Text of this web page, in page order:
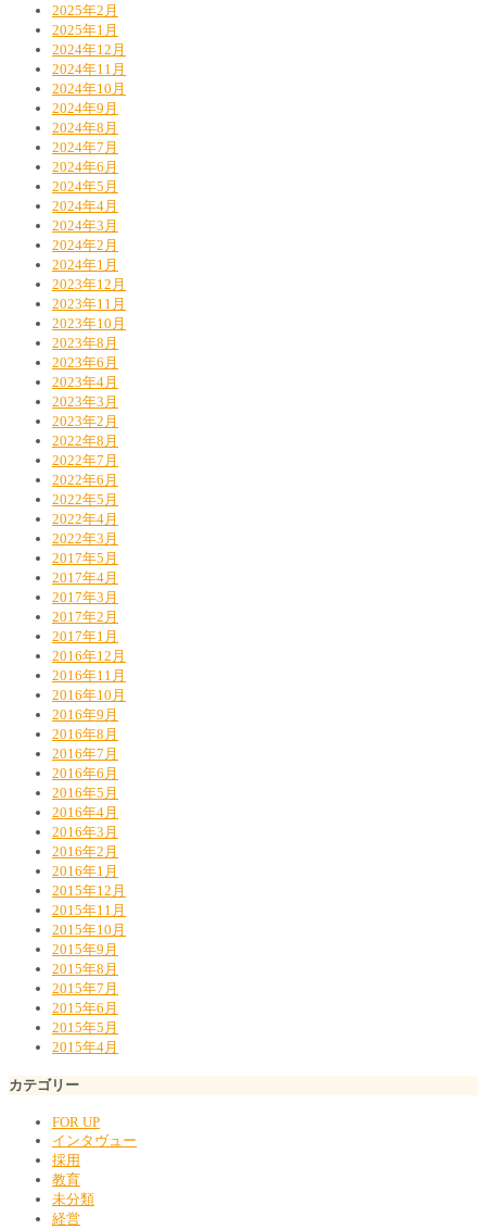
2025年2月
2025年1月
2024年12月
2024年11月
2024年10月
2024年9月
2024年8月
2024年7月
2024年6月
2024年5月
2024年4月
2024年3月
2024年2月
2024年1月
2023年12月
2023年11月
2023年10月
2023年8月
2023年6月
2023年4月
2023年3月
2023年2月
2022年8月
2022年7月
2022年6月
2022年5月
2022年4月
2022年3月
2017年5月
2017年4月
2017年3月
2017年2月
2017年1月
2016年12月
2016年11月
2016年10月
2016年9月
2016年8月
2016年7月
2016年6月
2016年5月
2016年4月
2016年3月
2016年2月
2016年1月
2015年12月
2015年11月
2015年10月
2015年9月
2015年8月
2015年7月
2015年6月
2015年5月
2015年4月
カテゴリー
FOR UP
インタヴュー
採用
教育
未分類
経営